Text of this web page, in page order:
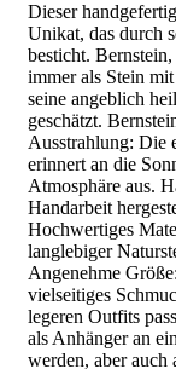
Dieser
Unikat, das durch
besticht.
immer als Stein
seine angeblich
geschätzt.
Ausstrahlung: Die
erinnert an die
Atmosphäre aus.
Handarbeit
Hochwertiges
langlebiger
Angenehme
vielseitiges
legeren Outfits
als Anhänger an
werden, aber auch